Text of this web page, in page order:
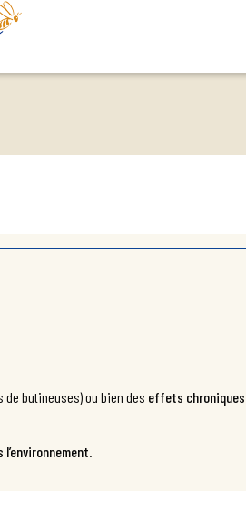
butineuses) ou bien des effets chroniques
.